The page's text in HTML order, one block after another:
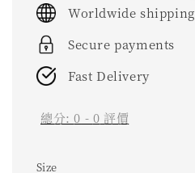
Worldwide shipping
Secure payments
Fast Delivery
總分:0 - 0 評價
Size